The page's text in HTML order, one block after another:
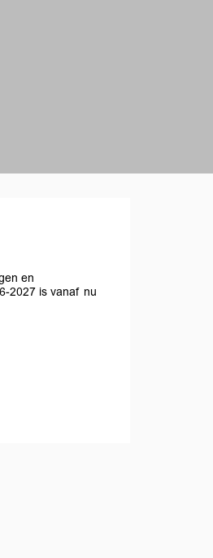
en
2027 is vanaf nu